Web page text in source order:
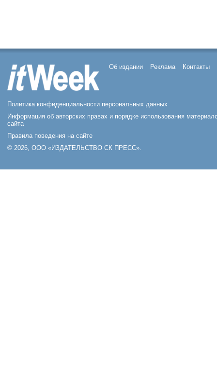
Об издании Реклама Контакты
Политика конфиденциальности персональных данных
Информация об авторских правах и порядке использования
сайта
Правила поведения на сайте
© 2026, ООО «ИЗДАТЕЛЬСТВО СК ПРЕСС».